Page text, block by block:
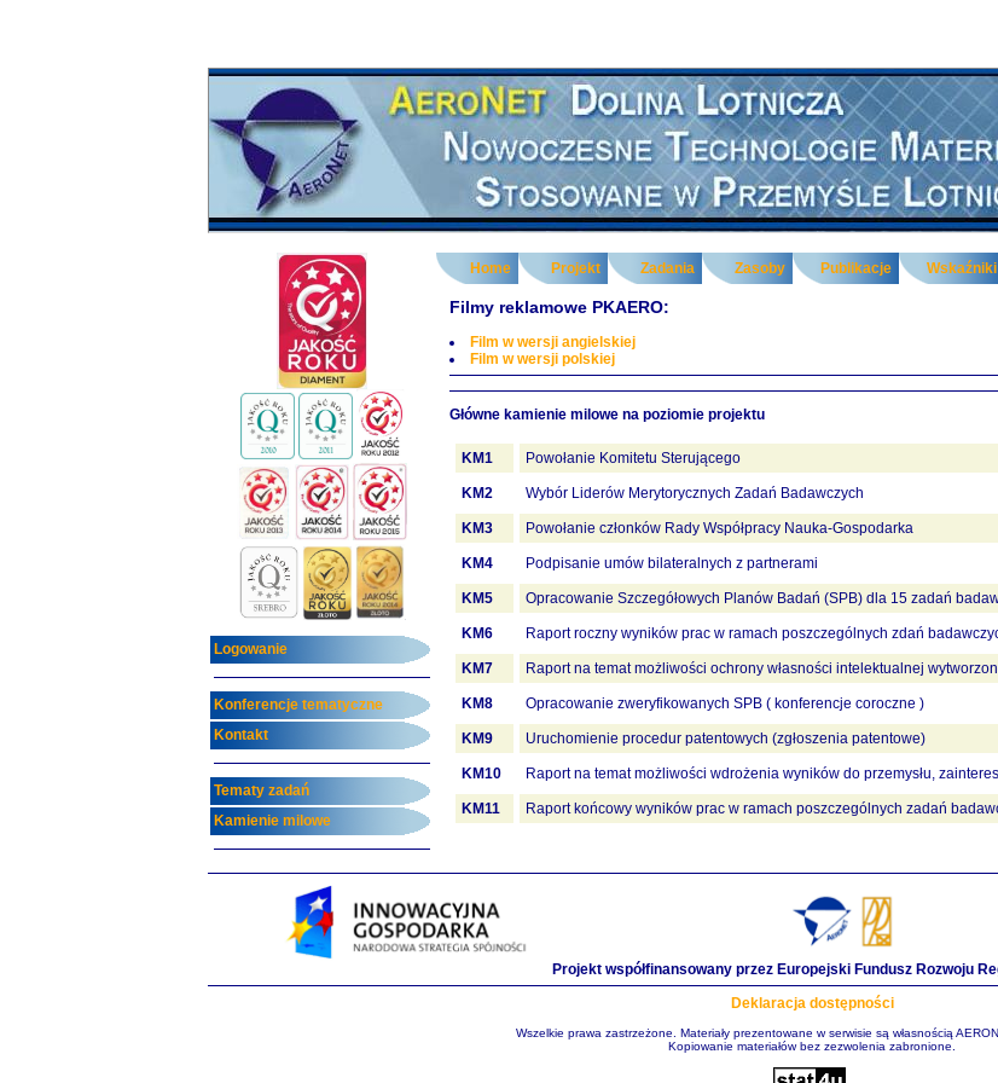
Logowanie
Konferencje tematyczne
Kontakt
Tematy zadań
Kamienie milowe
Home Projekt Zadania Zasoby Publikacje Wskaźniki
Filmy reklamowe PKAERO:
Film w wersji angielskiej
Film w wersji polskiej
Główne kamienie milowe na poziomie projektu
KM1 Powołanie Komitetu Sterującego
KM2 Wybór Liderów Merytorycznych Zadań Badawczych
KM3 Powołanie członków Rady Współpracy Nauka-Gospodarka
KM4 Podpisanie umów bilateralnych z partnerami
KM5 Opracowanie Szczegółowych Planów Badań (SPB) dla 15 zadań
KM6 Raport roczny wyników prac w ramach poszczególnych zdań
KM7 Raport na temat możliwości ochrony własności intelektualnej
KM8 Opracowanie zweryfikowanych SPB ( konferencje coroczne )
KM9 Uruchomienie procedur patentowych (zgłoszenia patentowe)
KM10 Raport na temat możliwości wdrożenia wyników do przemysłu,
KM11 Raport końcowy wyników prac w ramach poszczególnych zadań
Projekt współfinansowany przez Europejski Fundusz Rozwoju
Deklaracja dostępności
Wszelkie prawa zastrzeżone. Materiały prezentowane w serwisie są własnością
Kopiowanie materiałów bez zezwolenia zabronione.